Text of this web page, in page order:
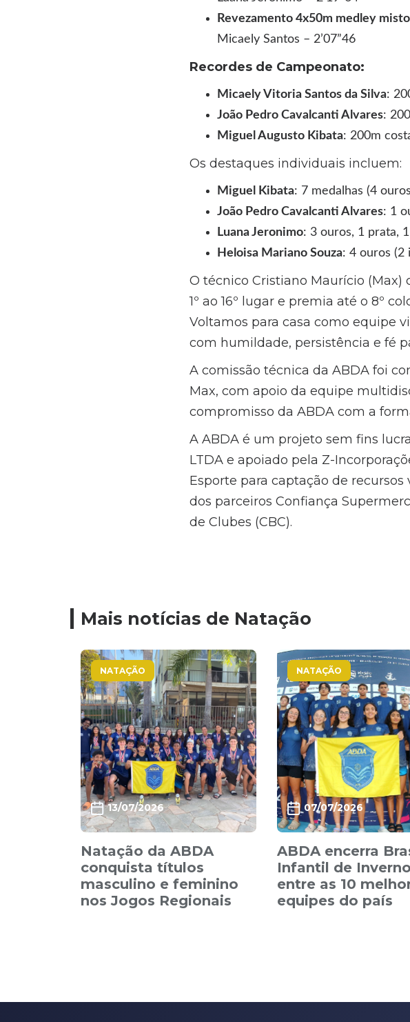
Revezamento 4x50m medley
Micaely Santos – 2’07”46
Recordes de Campeonato:
Micaely Vitoria Santos da Silva:
João Pedro Cavalcanti Alvares:
Miguel Augusto Kibata: 200m
Os destaques individuais incluem:
Miguel Kibata: 7 medalhas (4
João Pedro Cavalcanti Alvares: 1
Luana Jeronimo: 3 ouros, 1 prata,
Heloisa Mariano Souza: 4 ouros (2
O técnico Cristiano Maurício (Max)
1º ao 16º lugar e premia até o 8º
Voltamos para casa como equipe
com humildade, persistência e fé
A comissão técnica da ABDA foi
Max, com apoio da equipe
compromisso da ABDA com a
A ABDA é um projeto sem fins
LTDA e apoiado pela Z-
Esporte para captação de
dos parceiros Confiança
de Clubes (CBC).
Mais notícias de Natação
NATAÇÃO
13/07/2026
Natação da ABDA
conquista títulos
masculino e feminino
nos Jogos Regionais
NATAÇÃO
07/07/2026
ABDA encerra
Infantil de Inverno
entre as 10
equipes do país